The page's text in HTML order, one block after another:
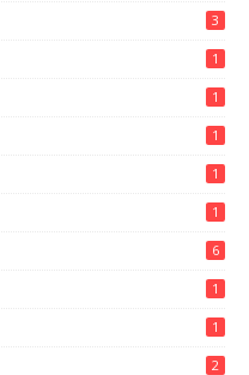
3
1
1
1
1
1
6
1
1
2